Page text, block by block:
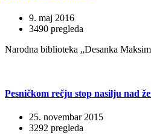
9. maj 2016
3490 pregleda
Narodna biblioteka „Desanka
Pesničkom rečju stop nasilju nad
25. novembar 2015
3292 pregleda